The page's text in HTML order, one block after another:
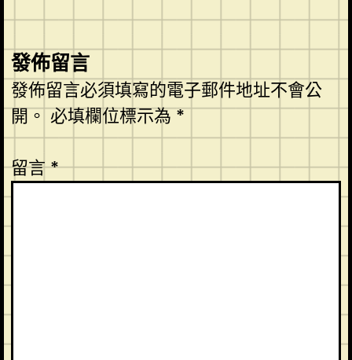
發佈留言
發佈留言必須填寫的電子郵件地址不會公
開。必填欄位標示為*
留言*